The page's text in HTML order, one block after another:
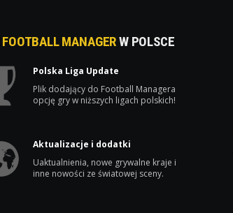
FOOTBALL MANAGERW POLSCE
Polska Liga Update
Plik dodający do Football Managera
opcję gry w niższych ligach polskich!
Aktualizacje i dodatki
Uaktualnienia, nowe grywalne kraje i
inne nowości ze światowej sceny.